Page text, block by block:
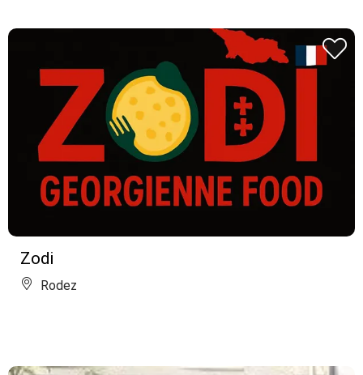
Zodi
Rodez